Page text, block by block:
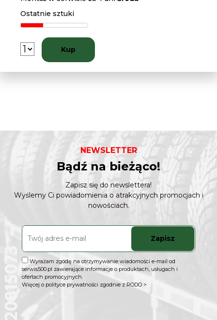
Ostatnie sztuki
Kup
NEWSLETTER
Bądź na bieżąco!
Zapisz się do newslettera!
Wyślemy Ci powiadomienia o atrakcyjnych promocjach i
nowościach.
Zapisz
Wyrażam zgodę na otrzymywanie wiadomości e-mail od
serwis500.pl zawierające informacje o produktach, usługach i
ofertach promocyjnych.
Więcej o polityce prywatności zgodnie z RODO >